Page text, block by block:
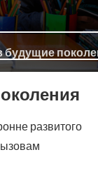
будущие
развитого